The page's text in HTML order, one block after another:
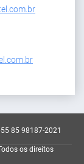
85 98187-2021
os direitos